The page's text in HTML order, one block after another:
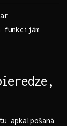
funkcijām
apkalpošanā